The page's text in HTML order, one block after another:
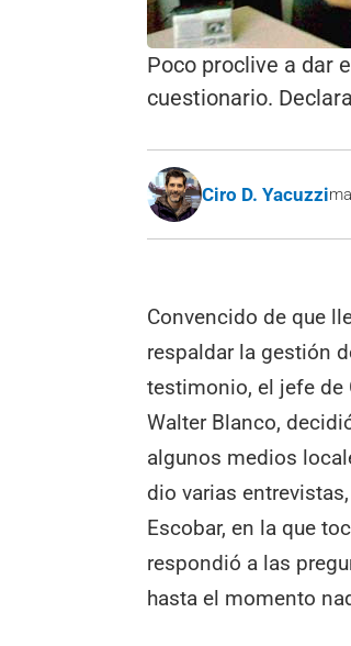
Poco proclive a dar
cuestionario.
Ciro D. Yacuzzi
Convencido de que
respaldar la gestión
testimonio, el jefe de
Walter Blanco,
algunos medios
dio varias
Escobar, en la que
respondió a las
hasta el momento